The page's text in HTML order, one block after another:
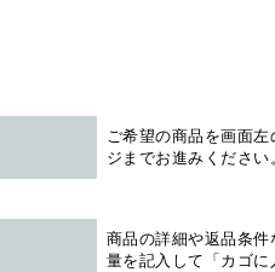
ご希望の商品を画面
ジまでお進みください
商品の詳細や返品条
量を記入して「カゴ